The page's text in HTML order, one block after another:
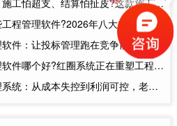
管理软件?2026年八大主流工具深度盘点
件：让投标管理跑在竞争前面
个好?红圈系统正在重塑工程企业的"数字大脑"
从成本失控到利润可控，老板只需做对一步